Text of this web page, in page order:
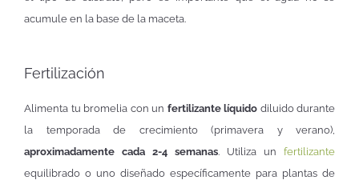
acumule en la base de la maceta.
Fertilización
Alimenta tu bromelia con un fertilizante líquido diluido durante
la temporada de crecimiento (primavera y verano),
aproximadamente cada 2-4 semanas. Utiliza un fertilizante
equilibrado o uno diseñado específicamente para plantas de